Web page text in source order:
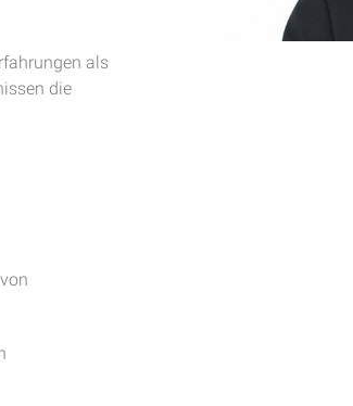
als
die